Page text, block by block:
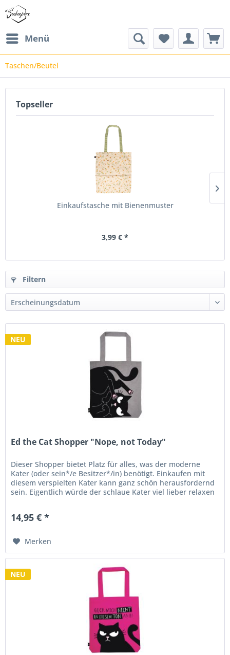
Menü
Taschen/Beutel
Topseller
Einkaufstasche mit Bienenmuster
3,99 € *
Filtern
NEU
Ed the Cat Shopper "Nope, not Today"
Dieser Shopper bietet Platz für alles, was der moderne
Kater (oder sein*/e Besitzer*/in) benötigt. Einkaufen mit
diesem verspielten Kater kann ganz schön herausfordernd
sein. Eigentlich würde der schlaue Kater viel lieber relaxen
14,95 € *
Merken
NEU